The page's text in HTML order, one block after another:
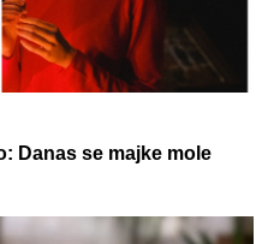
Danas se majke mole